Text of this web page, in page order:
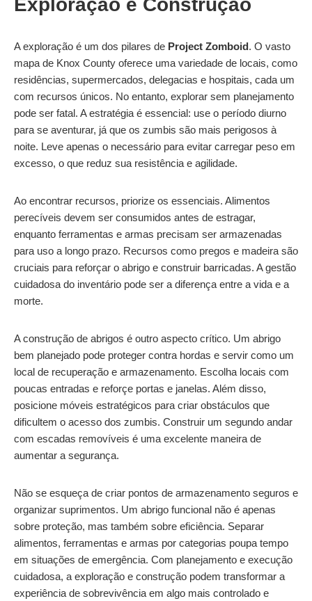
Exploração e Construção
A exploração é um dos pilares de Project Zomboid. O vasto
mapa de Knox County oferece uma variedade de locais, como
residências, supermercados, delegacias e hospitais, cada um
com recursos únicos. No entanto, explorar sem planejamento
pode ser fatal. A estratégia é essencial: use o período diurno
para se aventurar, já que os zumbis são mais perigosos à
noite. Leve apenas o necessário para evitar carregar peso em
excesso, o que reduz sua resistência e agilidade.
Ao encontrar recursos, priorize os essenciais. Alimentos
perecíveis devem ser consumidos antes de estragar,
enquanto ferramentas e armas precisam ser armazenadas
para uso a longo prazo. Recursos como pregos e madeira são
cruciais para reforçar o abrigo e construir barricadas. A gestão
cuidadosa do inventário pode ser a diferença entre a vida e a
morte.
A construção de abrigos é outro aspecto crítico. Um abrigo
bem planejado pode proteger contra hordas e servir como um
local de recuperação e armazenamento. Escolha locais com
poucas entradas e reforçe portas e janelas. Além disso,
posicione móveis estratégicos para criar obstáculos que
dificultem o acesso dos zumbis. Construir um segundo andar
com escadas removíveis é uma excelente maneira de
aumentar a segurança.
Não se esqueça de criar pontos de armazenamento seguros e
organizar suprimentos. Um abrigo funcional não é apenas
sobre proteção, mas também sobre eficiência. Separar
alimentos, ferramentas e armas por categorias poupa tempo
em situações de emergência. Com planejamento e execução
cuidadosa, a exploração e construção podem transformar a
experiência de sobrevivência em algo mais controlado e